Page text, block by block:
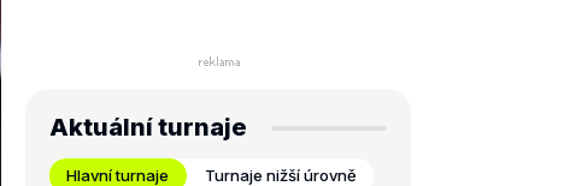
Aktuální turnaje
Hlavní turnaje Turnaje nižší úrovně